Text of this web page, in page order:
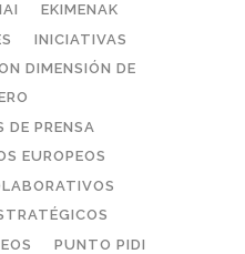
EKIMENAK
INICIATIVAS
DIMENSIÓN DE
DE PRENSA
EUROPEOS
PUNTO PIDI